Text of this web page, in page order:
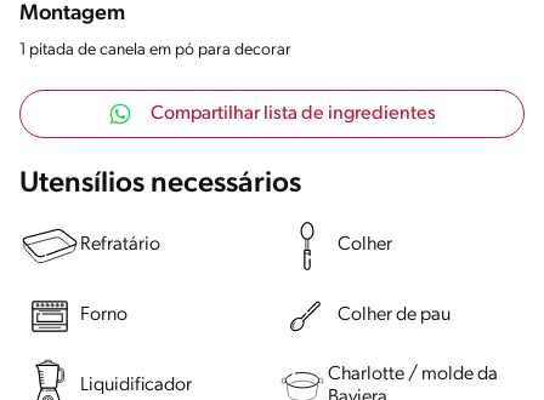
Montagem
1 pitada de canela em pó para decorar
Compartilhar lista de ingredientes
Utensílios necessários
Refratário Colher
Forno Colher de pau
Liquidificador
Charlotte / molde da